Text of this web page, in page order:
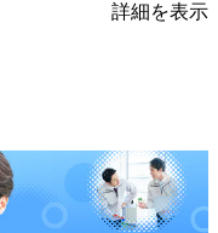
詳細を表示